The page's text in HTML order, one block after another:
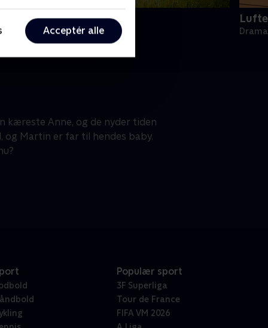
Acceptér alle
Doc Martin
• 10 sæsoner
kæreste Anne, og de nyder tiden
og Martin er far til hendes baby.
Populær sport
3F Superliga
Tour de France
FIFA VM 2026